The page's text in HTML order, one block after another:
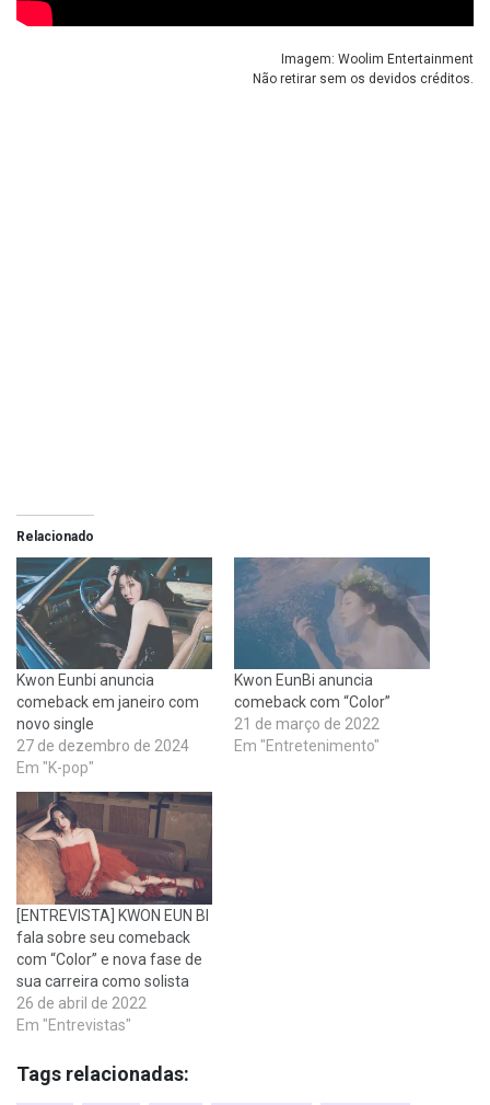
Imagem: Woolim Entertainment
Não retirar sem os devidos créditos.
Relacionado
Kwon Eunbi anuncia
comeback em janeiro com
novo single
27 de dezembro de 2024
Em "K-pop"
Kwon EunBi anuncia
comeback com “Color”
21 de março de 2022
Em "Entretenimento"
[ENTREVISTA] KWON EUN BI
fala sobre seu comeback
com “Color” e nova fase de
sua carreira como solista
26 de abril de 2022
Em "Entrevistas"
Tags relacionadas: